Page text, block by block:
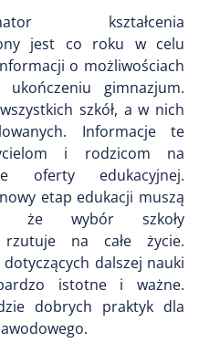
kształcenia
jest co roku w celu
o możliwościach
gimnazjum.
szkół, a w nich
Informacje te
i rodzicom na
oferty edukacyjnej.
etap edukacji muszą
że wybór szkoły
rzutuje na całe życie.
dalszej nauki
istotne i ważne.
dobrych praktyk dla